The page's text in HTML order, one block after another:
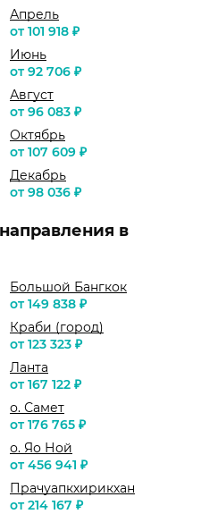
Апрель
от 101 918 ₽
Июнь
от 92 706 ₽
Август
от 96 083 ₽
Октябрь
от 107 609 ₽
Декабрь
от 98 036 ₽
в
Большой Бангкок
от 149 838 ₽
Краби (город)
от 123 323 ₽
Ланта
от 167 122 ₽
о. Самет
от 176 765 ₽
о. Яо Ной
от 456 941 ₽
Прачуапкхирикхан
от 214 167 ₽